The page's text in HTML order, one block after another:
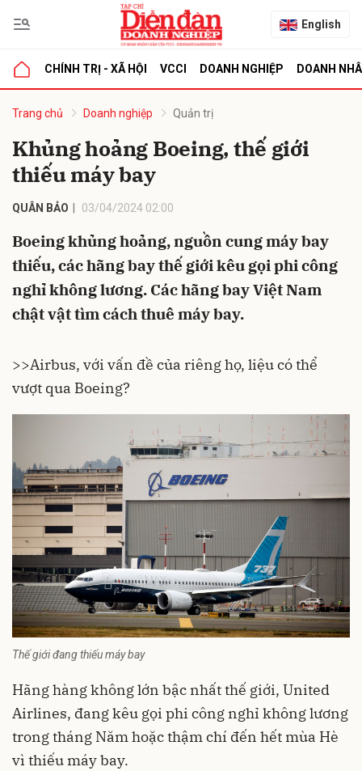
English
CHÍNH TRỊ - XÃ HỘI VCCI DOANH NGHIỆP DOANH
Trang chủ Doanh nghiệp Quản trị
Khủng hoảng Boeing, thế giới
thiếu máy bay
QUÂN BẢO 03/04/2024 02:00
Boeing khủng hoảng, nguồn cung máy bay
thiếu, các hãng bay thế giới kêu gọi phi công
nghỉ không lương. Các hãng bay Việt Nam
chật vật tìm cách thuê máy bay.
>>Airbus, với vấn đề của riêng họ, liệu có thể
vượt qua Boeing?
Thế giới đang thiếu máy bay
Hãng hàng không lớn bậc nhất thế giới, United
Airlines, đang kêu gọi phi công nghỉ không lương
trong tháng Năm hoặc thậm chí đến hết mùa Hè
vì thiếu máy bay.
luận
Hủy